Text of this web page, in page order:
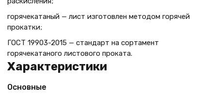
горячекатаный — лист изготовлен методом горячей
прокатки;
ГОСТ 19903-2015 — стандарт на сортамент
горячекатаного листового проката.
Характеристики
Основные